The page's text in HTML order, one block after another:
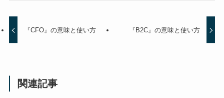
『CFO』の意味と使い方 『B2C』の意味と使い方
関連記事